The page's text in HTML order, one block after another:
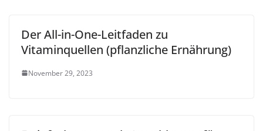
Der All-in-One-Leitfaden zu
Vitaminquellen (pflanzliche Ernährung)
November 29, 2023